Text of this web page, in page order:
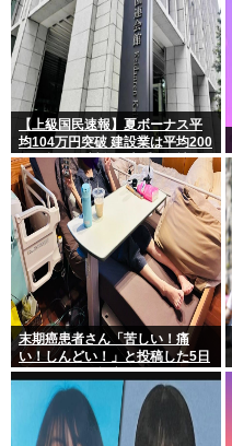
【上級国民速報】夏ボーナス平
均104万円突破 建設業は平均200
万円超 なお対象は大手163社93
万人、全就業者の1%強
末期癌患者さん「苦しい！痛
い！しんどい！」と投稿した5日
後に穏やかに旅立つ